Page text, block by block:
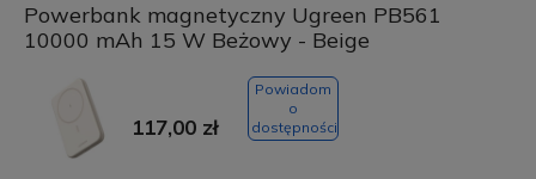
Powerbank magnetyczny Ugreen PB561
10000 mAh 15 W Beżowy - Beige
117,00 zł
Powiadom
o
dostępności